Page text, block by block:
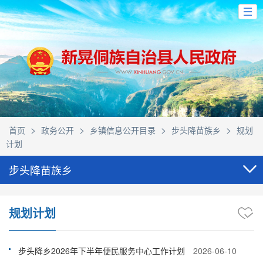
首页 > 政务公开 > 乡镇信息公开目录 > 步头降苗族乡 > 规划
计划
步头降苗族乡
规划计划
步头降乡2026年下半年便民服务中心工作计划
2026-06-10